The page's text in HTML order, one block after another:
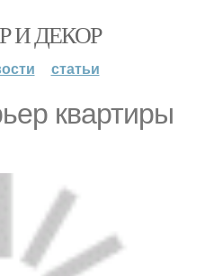
И ДЕКОР
статьи
квартиры